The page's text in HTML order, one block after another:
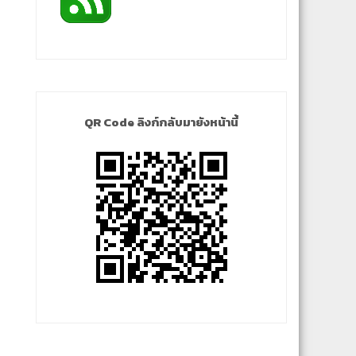
QR Code ลิงก์กลับมายังหน้านี้